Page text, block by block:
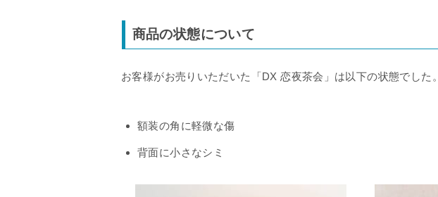
商品の状態について
お客様がお売りいただいた「DX 恋夜茶会」は以下の状態でした。
額装の角に軽微な傷
背面に小さなシミ